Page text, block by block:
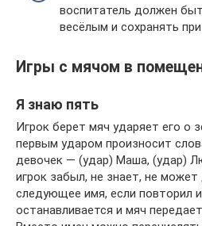
воспитатель должен
весёлым и сохранять
Игры с мячом в
Я знаю пять
Игрок берет мяч ударяет его о
первым ударом произносит
девочек — (удар) Маша, (удар)
игрок забыл, не знает, не
следующее имя, если повторил
останавливается и мяч